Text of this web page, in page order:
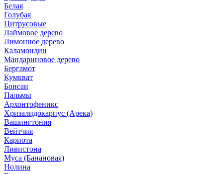
Белая
Голубая
Цитрусовые
Лаймовое дерево
Лимонное дерево
Каламондин
Мандариновое дерево
Бергамот
Кумкват
Бонсаи
Пальмы
Архонтофеникс
Хризалидокарпус (Арека)
Вашингтония
Вейтчия
Кариота
Ливистона
Муса (Банановая)
Нолина